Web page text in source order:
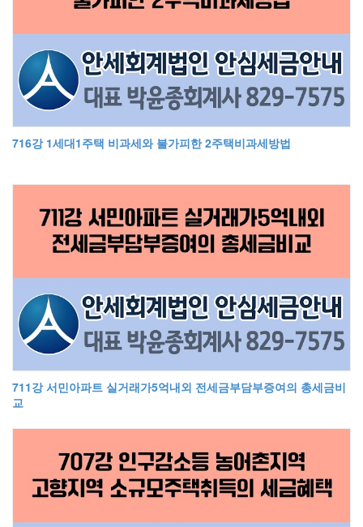
716강 1세대1주택 비과세와 불가피한 2주택비과세방법
711강 서민아파트 실거래가5억내외 전세금부담부증여의 총세금비
교